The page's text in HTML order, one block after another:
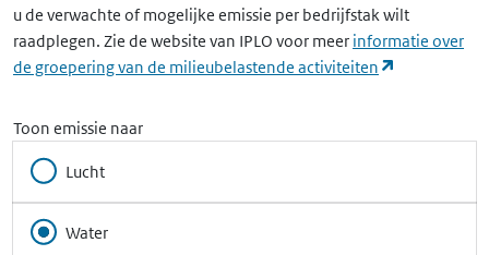
u de verwachte of mogelijke emissie per bedrijfstak wilt
raadplegen. Zie de website van IPLO voor meer informatie over
de groepering van de milieubelastende activiteiten
Toon emissie naar
Lucht
Water